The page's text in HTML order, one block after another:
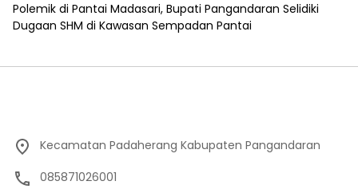
Polemik di Pantai Madasari, Bupati Pangandaran Selidiki
Dugaan SHM di Kawasan Sempadan Pantai
Kecamatan Padaherang Kabupaten Pangandaran
085871026001